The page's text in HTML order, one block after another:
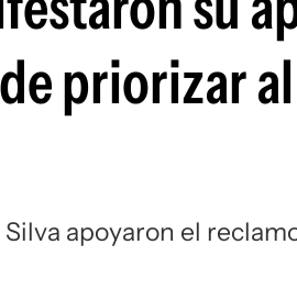
priorizar
apoyaron el